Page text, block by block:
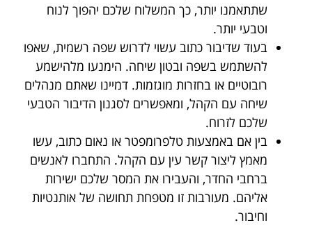
שתתאמנו יותר, כך המשלוח שלכם יהפוך לנוח
וטבעי יותר.
בעוד שדיבור כתוב עשוי לדרוש שפה רשמית, שאפו
להשתמש בשפה ובטון שיחה. הימנעו מלהישמע
רובוטיים או בחזרות מוגזמות. דמיינו שאתם מנהלים
שיחה עם הקהל, ומאפשרים לסגנון הדיבור הטבעי
שלכם לזרוח.
בין אם באמצעות טלפרומפטר או נאום כתוב, עשו
מאמץ ליצור קשר עין עם הקהל. התחברו לאנשים
ברחבי החדר, והעבירו את המסר שלכם ישירות
אליהם. מעורבות זו מטפחת תחושה של אותנטיות
וחיבור.